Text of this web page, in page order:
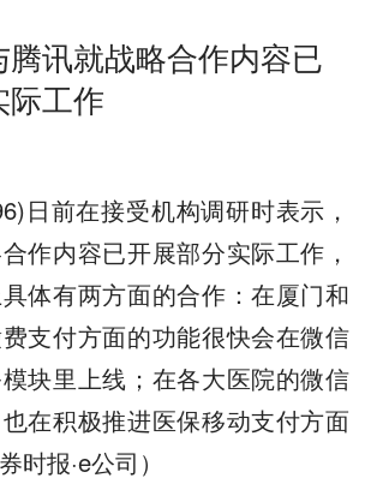
讯就战略合作内容已
际工作
日前在接受机构调研时表示，
作内容已开展部分实际工作，
体有两方面的合作：在厦门和
支付方面的功能很快会在微信
块里上线；在各大医院的微信
在积极推进医保移动支付方面
时报·e公司）